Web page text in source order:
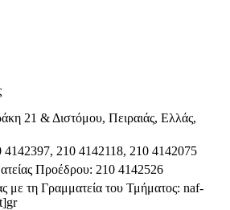
21 & Διστόμου, Πειραιάς, Ελλάς,
4142397, 210 4142118, 210 4142075
Προέδρου: 210 4142526
με τη Γραμματεία του Τμήματος: naf-